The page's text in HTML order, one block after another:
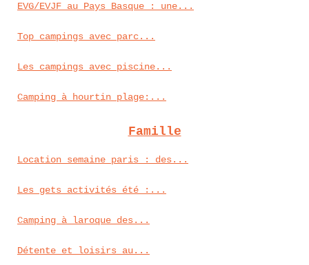
EVG/EVJF au Pays Basque : une...
Top campings avec parc...
Les campings avec piscine...
Camping à hourtin plage:...
Famille
Location semaine paris : des...
Les gets activités été :...
Camping à laroque des...
Détente et loisirs au...